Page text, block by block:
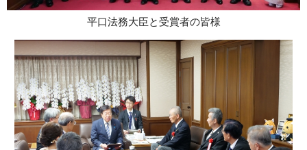
平口法務大臣と受賞者の皆様